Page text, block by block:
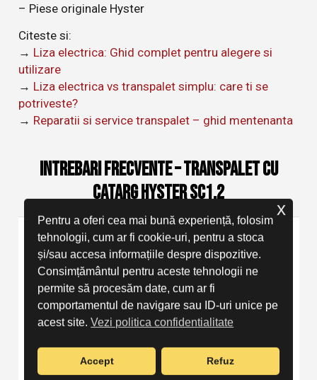
Pentru a oferi cea mai bună experiență, folosim
tehnologii, cum ar fi cookie-uri, pentru a stoca
și/sau accesa informațiile despre dispozitive.
Consimțământul pentru aceste tehnologii ne
permite să procesăm date, cum ar fi
comportamentul de navigare sau ID-uri unice pe
acest site.Vezi politica confidentialitate
Accept Refuz
x
– Piese originale Hyster
Citeste si:
→ Liza electrica: Ghid complet pentru alegere si
utilizare
→ Liza electrica vs transpalet simplu: care ti se
potriveste?
→ Reparatii si service transpalet – ghid mentenanta
Intrebari frecvente – Transpalet cu
Catarg Hyster SC1.2
Ce este transpaletul cu catarg Hyster
SC1.2?
Transpaletul cu catarg Hyster SC1.2 este o
liza electrica compacta cu capacitate de
24V/60Ah si incarcator integrat 24V/15A.
Datorita designului compact cu latime de 820